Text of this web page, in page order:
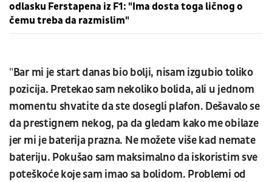
odlasku Ferstapena iz F1: "Ima dosta toga ličnog o
čemu treba da razmislim"
"Bar mi je start danas bio bolji, nisam izgubio toliko
pozicija. Pretekao sam nekoliko bolida, ali u jednom
momentu shvatite da ste dosegli plafon. Dešavalo se
da prestignem nekog, pa da gledam kako me obilaze
jer mi je baterija prazna. Ne možete više kad nemate
bateriju. Pokušao sam maksimalno da iskoristim sve
poteškoće koje sam imao sa bolidom. Problemi od